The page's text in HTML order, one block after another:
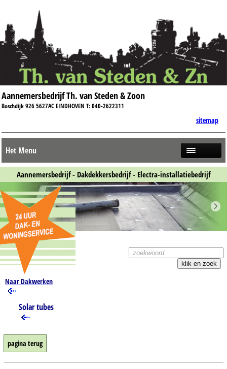
Aannemersbedrijf Th. van Steden & Zoon
Boschdijk 926 5627AC EINDHOVEN T: 040-2622311
sitemap
Het Menu
Aannemersbedrijf - Dakdekkersbedrijf - Electra-installatiebedrijf
Naar Dakwerken
Solar tubes
pagina terug